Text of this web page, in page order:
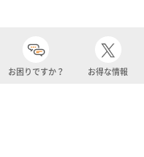
お困りですか？ お得な情報